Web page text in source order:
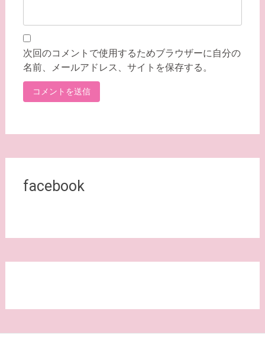
次回のコメントで使用するためブラウザーに自分の
名前、メールアドレス、サイトを保存する。
facebook